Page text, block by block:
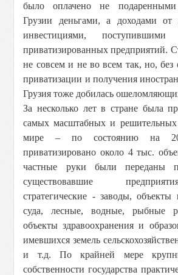
было оплачено не
Грузии деньгами, а доходами от
инвестициями,
приватизированных предприятий.
не совсем и не во всем так, но, без
приватизации и получения
Грузия тоже добилась
За несколько лет в стране была
самых масштабных и решительных
мире – по состоянию на
приватизировано около 4 тыс.
частные руки были переданы
существовавшие
стратегические - заводы, объекты
суда, лесные, водные, рыбные
объекты здравоохранения и
имевшихся земель
и т.д. По крайней мере
собственности государства